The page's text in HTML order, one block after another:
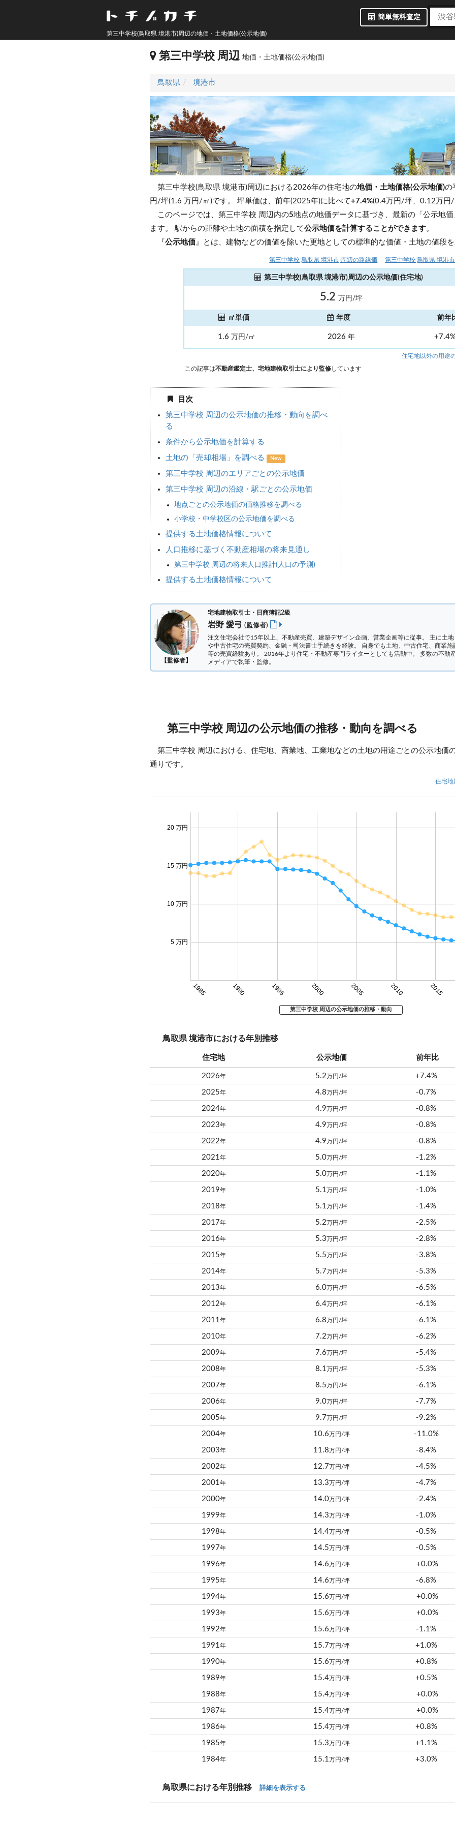
簡単無料査定
第三中学校(鳥取県 境港市)周辺の地価・土地価格(公示地価)
第三中学校 周辺地価・土地価格(公示地価)
鳥取県 境港市
第三中学校(鳥取県 境港市)周辺における2026年の住宅地の地価・土地価格(公示地価)の
円/坪(1.6 万円/㎡)です。坪単価は、前年(2025年)に比べて+7.4%(0.4万円/坪、0.12万円
このページでは、第三中学校 周辺内の5地点の地価データに基づき、最新の「公示地
ます。 駅からの距離や土地の面積を指定して公示地価を計算することができます。
『公示地価 』とは、建物などの価値を除いた更地としての標準的な価値・土地の値段
第三中学校(鳥取県 境港市)周辺の路線価 第三中学校(鳥取県 境港
第三中学校(鳥取県 境港市)周辺の公示地価(住宅地)
5.2 万円/坪
㎡単価 年度 前年
1.6 万円/㎡ 2026 年
住宅地以外の用途
この記事は不動産鑑定士、宅地建物取引士により監修しています
目次
第三中学校 周辺の公示地価の推移・動向を調べ
る
条件から公示地価を計算する
土地の「売却相場」を調べる New
第三中学校 周辺のエリアごとの公示地価
第三中学校 周辺の沿線・駅ごとの公示地価
地点ごとの公示地価の価格推移を調べる
小学校・中学校区の公示地価を調べる
提供する土地価格情報について
人口推移に基づく不動産相場の将来見通し
第三中学校 周辺の将来人口推計(人口の予測)
提供する土地価格情報について
【監修者】
宅地建物取引士・日商簿記2級
岩野 愛弓(監修者)
注文住宅会社で15年以上、不動産売買、建築デザイン企画、営業企画等に従事。 主に土地
や中古住宅の売買契約、金融・司法書士手続きを経験。 自身でも土地、中古住宅、商業施
等の売買経験あり。 2016年より住宅・不動産専門ライターとしても活動中。 多数の不動
メディアで執筆・監修。
第三中学校 周辺の公示地価の推移・動向を調べる
第三中学校 周辺における、住宅地、商業地、工業地などの土地の用途ごとの公示地価
通りです。
住宅地
1985 1990 1995 2000 2005 2010 2015
5 万円
10 万円
15 万円
20 万円
第三中学校 周辺の公示地価の推移・動向
鳥取県 境港市における年別推移
住宅地 公示地価 前年比
2026年 5.2 万円/坪 +7.4%
2025年 4.8 万円/坪 -0.7%
2024年 4.9 万円/坪 -0.8%
2023年 4.9 万円/坪 -0.8%
2022年 4.9 万円/坪 -0.8%
2021年 5.0 万円/坪 -1.2%
2020年 5.0 万円/坪 -1.1%
2019年 5.1 万円/坪 -1.0%
2018年 5.1 万円/坪 -1.4%
2017年 5.2 万円/坪 -2.5%
2016年 5.3 万円/坪 -2.8%
2015年 5.5 万円/坪 -3.8%
2014年 5.7 万円/坪 -5.3%
2013年 6.0 万円/坪 -6.5%
2012年 6.4 万円/坪 -6.1%
2011年 6.8 万円/坪 -6.1%
2010年 7.2 万円/坪 -6.2%
2009年 7.6 万円/坪 -5.4%
2008年 8.1 万円/坪 -5.3%
2007年 8.5 万円/坪 -6.1%
2006年 9.0 万円/坪 -7.7%
2005年 9.7 万円/坪 -9.2%
2004年 10.6 万円/坪 -11.0%
2003年 11.8 万円/坪 -8.4%
2002年 12.7 万円/坪 -4.5%
2001年 13.3 万円/坪 -4.7%
2000年 14.0万円/坪 -2.4%
1999年 14.3 万円/坪 -1.0%
1998年 14.4万円/坪 -0.5%
1997年 14.5 万円/坪 -0.5%
1996年 14.6 万円/坪 +0.0%
1995年 14.6 万円/坪 -6.8%
1994年 15.6 万円/坪 +0.0%
1993年 15.6 万円/坪 +0.0%
1992年 15.6 万円/坪 -1.1%
1991年 15.7 万円/坪 +1.0%
1990年 15.6 万円/坪 +0.8%
1989年 15.4万円/坪 +0.5%
1988年 15.4万円/坪 +0.0%
1987年 15.4万円/坪 +0.0%
1986年 15.4万円/坪 +0.8%
1985年 15.3 万円/坪 +1.1%
1984年 15.1 万円/坪 +3.0%
鳥取県における年別推移 詳細を表示する